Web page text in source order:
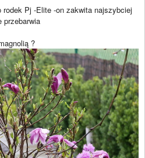
Pj -Elite -on zakwita najszybciej
przebarwia
?